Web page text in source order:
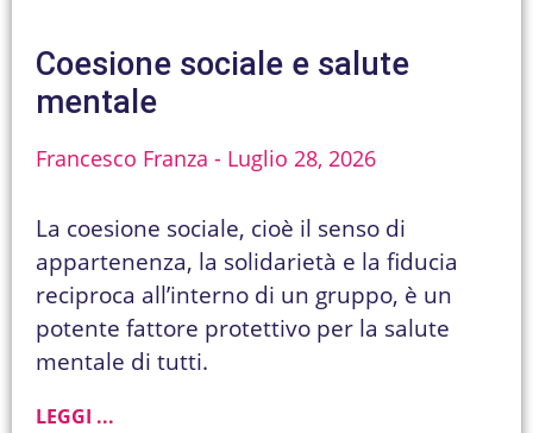
Coesione sociale e salute
mentale
Francesco Franza Luglio 28, 2026
La coesione sociale, cioè il senso di
appartenenza, la solidarietà e la fiducia
reciproca all’interno di un gruppo, è un
potente fattore protettivo per la salute
mentale di tutti.
LEGGI ...